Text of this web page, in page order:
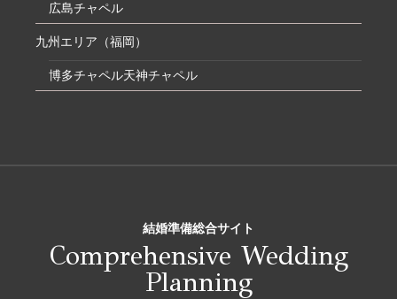
広島チャペル
九州エリア（福岡）
博多チャペル天神チャペル
結婚準備総合サイト
Comprehensive Wedding
Planning